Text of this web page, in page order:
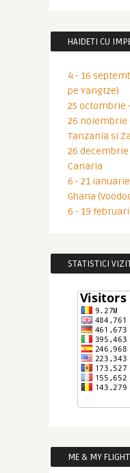
HAIDETI CU
4 - 16
pe Yangtze)
25 octombrie
26 noiembrie
Tanzania si
26 decembrie
Canaria
6 - 21
Ghana
6 - 19
STATISTICI
ME & MY